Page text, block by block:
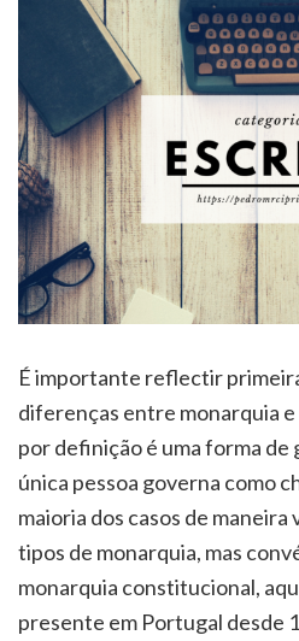
É importante reflectir
diferenças entre monarquia
por definição é uma forma de
única pessoa governa como
maioria dos casos de
tipos de monarquia, mas
monarquia constitucional,
presente em Portugal desde